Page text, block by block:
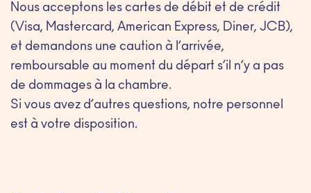
Nous acceptons les cartes de débit et de crédit
(Visa, Mastercard, American Express, Diner, JCB),
et demandons une caution à l’arrivée,
remboursable au moment du départ s’il n’y a pas
de dommages à la chambre.
Si vous avez d’autres questions, notre personnel
est à votre disposition.